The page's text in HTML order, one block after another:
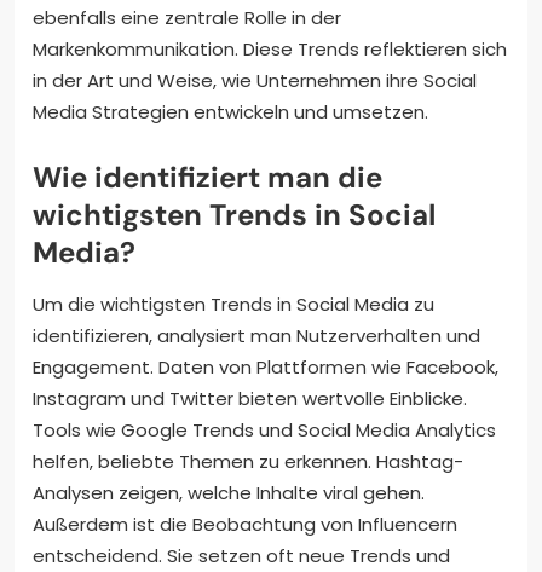
ebenfalls eine zentrale Rolle in der
Markenkommunikation. Diese Trends reflektieren sich
in der Art und Weise, wie Unternehmen ihre Social
Media Strategien entwickeln und umsetzen.
Wie identifiziert man die
wichtigsten Trends in Social
Media?
Um die wichtigsten Trends in Social Media zu
identifizieren, analysiert man Nutzerverhalten und
Engagement. Daten von Plattformen wie Facebook,
Instagram und Twitter bieten wertvolle Einblicke.
Tools wie Google Trends und Social Media Analytics
helfen, beliebte Themen zu erkennen. Hashtag-
Analysen zeigen, welche Inhalte viral gehen.
Außerdem ist die Beobachtung von Influencern
entscheidend. Sie setzen oft neue Trends und